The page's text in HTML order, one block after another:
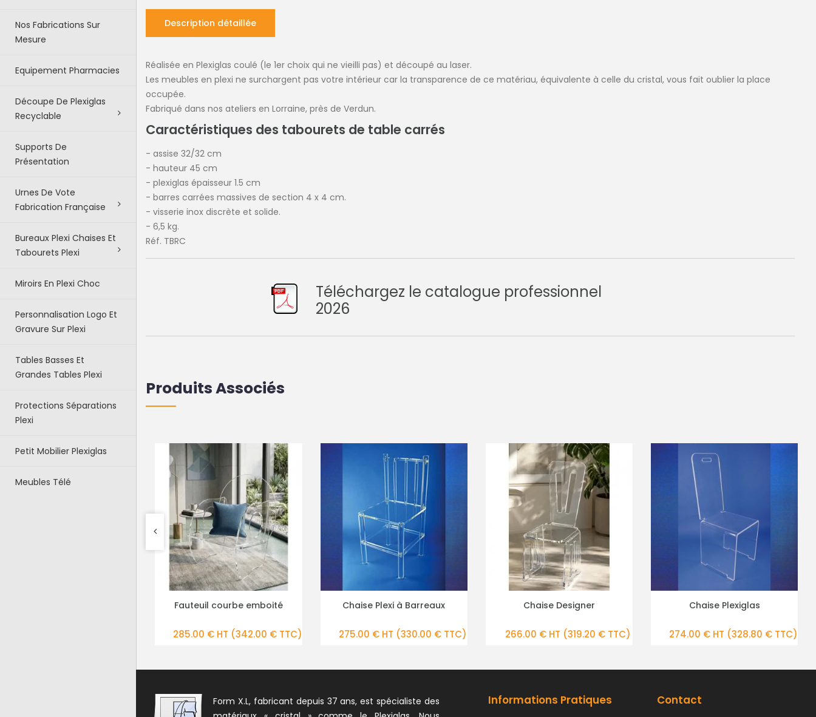
Nos Fabrications Sur
Mesure
Equipement Pharmacies
Découpe De Plexiglas
Recyclable
Supports De
Présentation
Urnes De Vote
Fabrication Française
Bureaux Plexi Chaises Et
Tabourets Plexi
Miroirs En Plexi Choc
Personnalisation Logo Et
Gravure Sur Plexi
Tables Basses Et
Grandes Tables Plexi
Protections Séparations
Plexi
Petit Mobilier Plexiglas
Meubles Télé
Description détaillée
Réalisée en Plexiglas coulé (le 1er choix qui ne vieilli pas) et découpé au laser.
Les meubles en plexi ne surchargent pas votre intérieur car la transparence de ce matériau, équivalente à celle du cristal, vous fait oublier la place
occupée.
Fabriqué dans nos ateliers en Lorraine, près de Verdun.
Caractéristiques des tabourets de table carrés
- assise 32/32 cm
- hauteur 45 cm
- plexiglas épaisseur 1.5 cm
- barres carrées massives de section 4 x 4 cm.
- visserie inox discrète et solide.
- 6,5 kg.
Réf. TBRC
Téléchargez le catalogue professionnel
2026
Produits Associés
(342.00 € TTC)
PLUS DE DÉTAILS
Chaise Plexi à Barreaux
275.00 € HT (330.00 € TTC)
PLUS DE DÉTAILS
Chaise Designer
266.00 € HT(319.20 € TTC)
PLUS DE DÉTAILS
Chaise Plexiglas
274.00 € HT(328.80 € TTC)
PLUS DE DÉTAILS
Tabouret musée en
203.00 € HT (243.60 €
Form X.L, fabricant depuis 37 ans, est spécialiste des
Informations Pratiques Contact